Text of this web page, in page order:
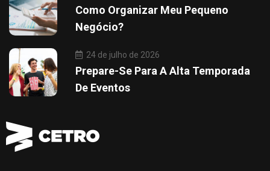
Como Organizar Meu Pequeno
Negócio?
24 de julho de 2026
Prepare-Se Para A Alta Temporada
De Eventos